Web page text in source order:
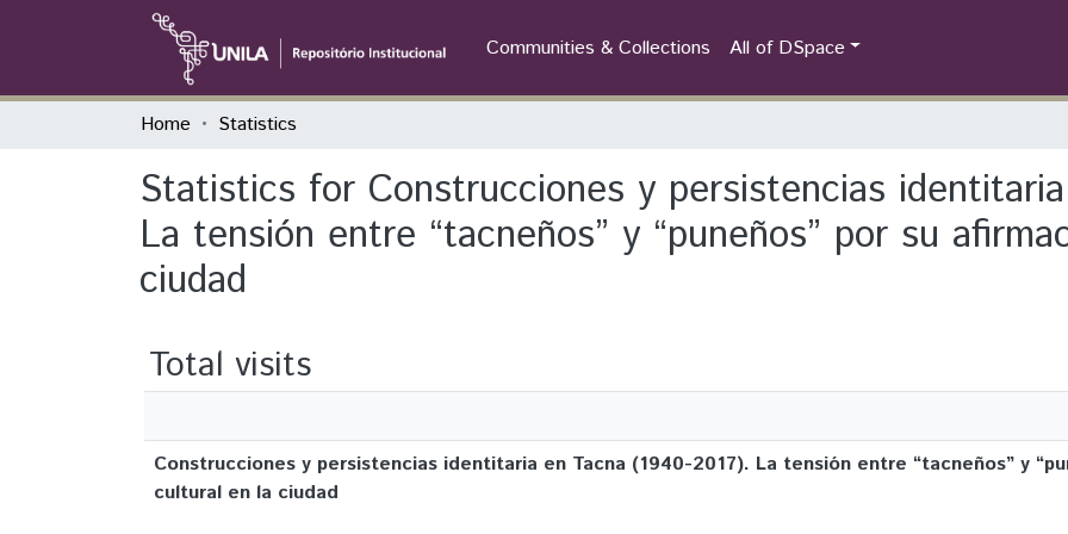
Communities & Collections All of DSpace
Home Statistics
Statistics for Construcciones y persistencias identitaria
La tensión entre “tacneños” y “puneños” por su
ciudad
Total visits
Construcciones y persistencias identitaria en Tacna (1940-2017). La tensión entre “tacneños” y
cultural en la ciudad